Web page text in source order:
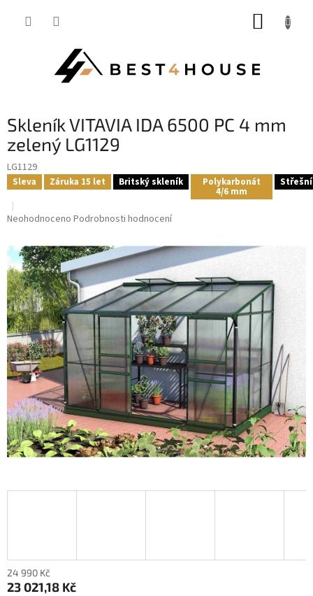
skleník VITAVIA IDA 6500 PC 4 mm
zelený LG1129
LG1129
Sleva Záruka 15 let Britský skleník Polykarbonát
4/6 mm
Průměrné
produktu
je
0,0
z
5
hvězdiček.
Neohodnoceno Podrobnosti hodnocení
24 990 Kč
23 021,18 Kč